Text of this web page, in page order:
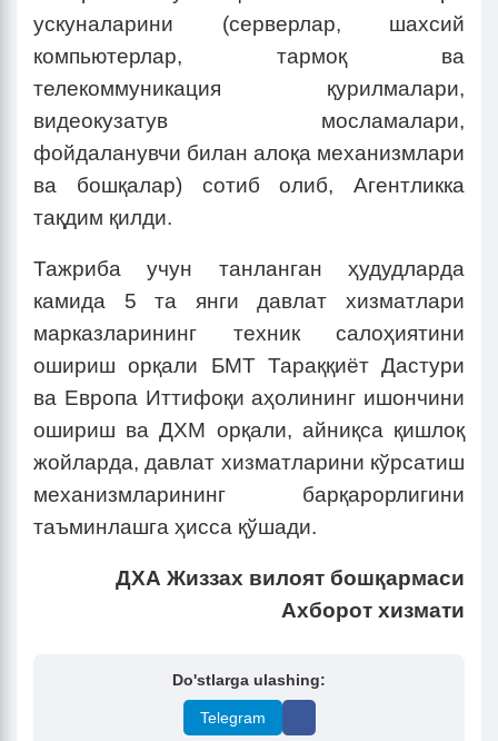
ускуналарини (серверлар, шахсий
компьютерлар, тармоқ ва
телекоммуникация қурилмалари,
видеокузатув мосламалари,
фойдаланувчи билан алоқа механизмлари
ва бошқалар) сотиб олиб, Агентликка
тақдим қилди.
Тажриба учун танланган ҳудудларда
камида 5 та янги давлат хизматлари
марказларининг техник салоҳиятини
ошириш орқали БМТ Тараққиёт Дастури
ва Европа Иттифоқи аҳолининг ишончини
ошириш ва ДХМ орқали, айниқса қишлоқ
жойларда, давлат хизматларини кўрсатиш
механизмларининг барқарорлигини
таъминлашга ҳисса қўшади.
ДХА Жиззах вилоят бошқармаси
Ахборот хизмати
Do'stlarga ulashing:
Telegram